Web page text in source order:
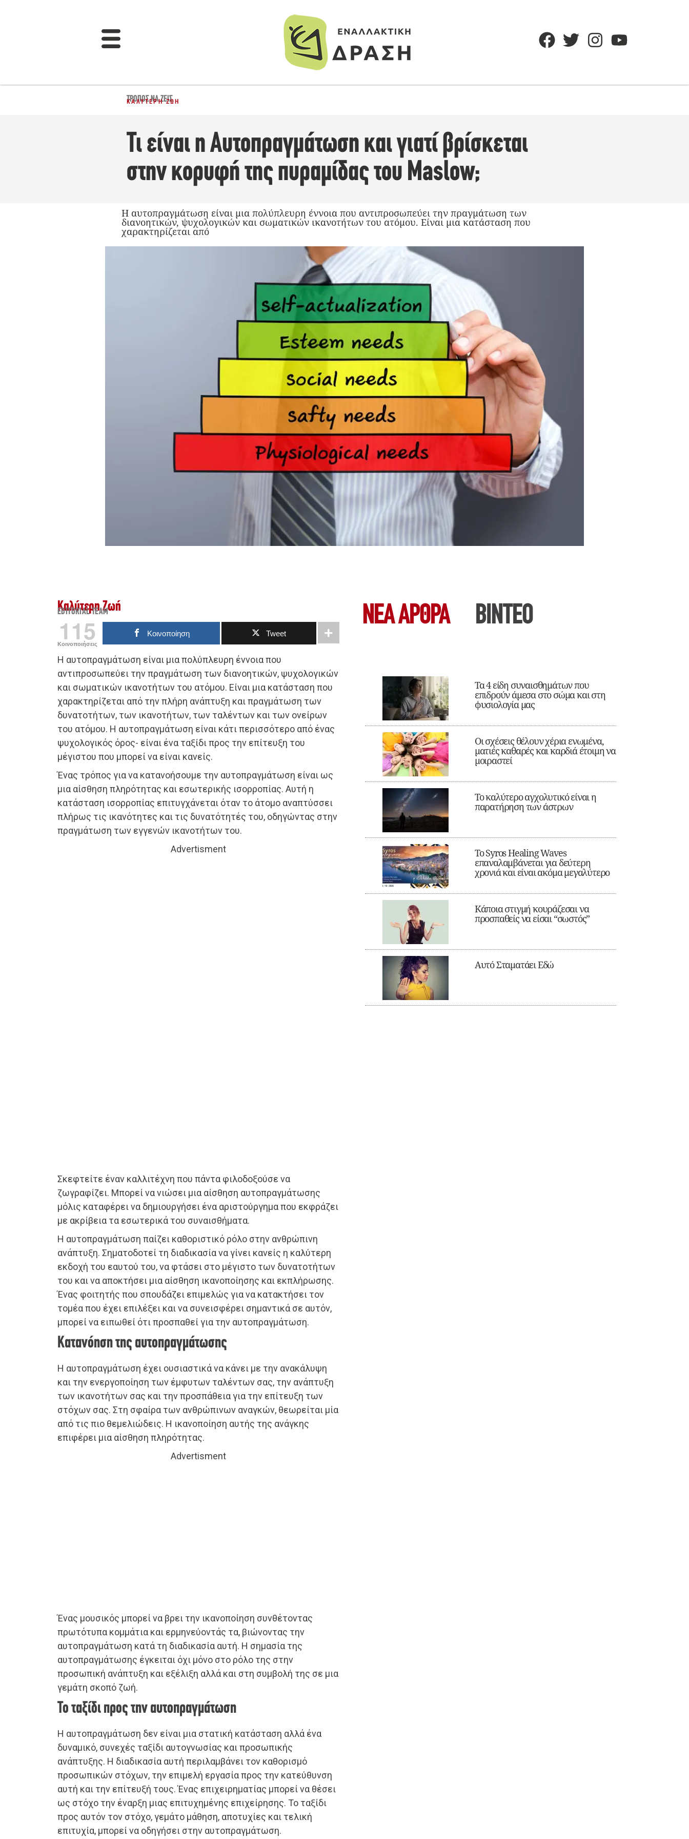
ΤΡΌΠΟΣ ΝΑ ΖΕΙΣ
ΚΑΛΎΤΕΡΗ ΖΩΉ
Τι είναι η Αυτοπραγμάτωση και γιατί βρίσκεται
στην κορυφή της πυραμίδας του Maslow;
Η αυτοπραγμάτωση είναι μια πολύπλευρη έννοια που αντιπροσωπεύει την πραγμάτωση των
διανοητικών, ψυχολογικών και σωματικών ικανοτήτων του ατόμου. Είναι μια κατάσταση που
χαρακτηρίζεται από
Καλύτερη Ζωή
EDITORIAL TEAM
115
Κοινοποιήσεις
Κοινοποίηση Tweet
Η αυτοπραγμάτωση είναι μια πολύπλευρη έννοια που
αντιπροσωπεύει την πραγμάτωση των διανοητικών, ψυχολογικών
και σωματικών ικανοτήτων του ατόμου. Είναι μια κατάσταση που
χαρακτηρίζεται από την πλήρη ανάπτυξη και πραγμάτωση των
δυνατοτήτων, των ικανοτήτων, των ταλέντων και των ονείρων
του ατόμου. Η αυτοπραγμάτωση είναι κάτι περισσότερο από ένας
ψυχολογικός όρος- είναι ένα ταξίδι προς την επίτευξη του
μέγιστου που μπορεί να είναι κανείς.
Ένας τρόπος για να κατανοήσουμε την αυτοπραγμάτωση είναι ως
μια αίσθηση πληρότητας και εσωτερικής ισορροπίας. Αυτή η
κατάσταση ισορροπίας επιτυγχάνεται όταν το άτομο αναπτύσσει
πλήρως τις ικανότητες και τις δυνατότητές του, οδηγώντας στην
πραγμάτωση των εγγενών ικανοτήτων του.
Advertisment
Σκεφτείτε έναν καλλιτέχνη που πάντα φιλοδοξούσε να
ζωγραφίζει. Μπορεί να νιώσει μια αίσθηση αυτοπραγμάτωσης
μόλις καταφέρει να δημιουργήσει ένα αριστούργημα που εκφράζει
με ακρίβεια τα εσωτερικά του συναισθήματα.
Η αυτοπραγμάτωση παίζει καθοριστικό ρόλο στην ανθρώπινη
ανάπτυξη. Σηματοδοτεί τη διαδικασία να γίνει κανείς η καλύτερη
εκδοχή του εαυτού του, να φτάσει στο μέγιστο των δυνατοτήτων
του και να αποκτήσει μια αίσθηση ικανοποίησης και εκπλήρωσης.
Ένας φοιτητής που σπουδάζει επιμελώς για να κατακτήσει τον
τομέα που έχει επιλέξει και να συνεισφέρει σημαντικά σε αυτόν,
μπορεί να ειπωθεί ότι προσπαθεί για την αυτοπραγμάτωση.
Κατανόηση της αυτοπραγμάτωσης
Η αυτοπραγμάτωση έχει ουσιαστικά να κάνει με την ανακάλυψη
και την ενεργοποίηση των έμφυτων ταλέντων σας, την ανάπτυξη
των ικανοτήτων σας και την προσπάθεια για την επίτευξη των
στόχων σας. Στη σφαίρα των ανθρώπινων αναγκών, θεωρείται μία
από τις πιο θεμελιώδεις. Η ικανοποίηση αυτής της ανάγκης
επιφέρει μια αίσθηση πληρότητας.
Advertisment
Ένας μουσικός μπορεί να βρει την ικανοποίηση συνθέτοντας
πρωτότυπα κομμάτια και ερμηνεύοντάς τα, βιώνοντας την
αυτοπραγμάτωση κατά τη διαδικασία αυτή. Η σημασία της
αυτοπραγμάτωσης έγκειται όχι μόνο στο ρόλο της στην
προσωπική ανάπτυξη και εξέλιξη αλλά και στη συμβολή της σε μια
γεμάτη σκοπό ζωή.
Το ταξίδι προς την αυτοπραγμάτωση
Η αυτοπραγμάτωση δεν είναι μια στατική κατάσταση αλλά ένα
δυναμικό, συνεχές ταξίδι αυτογνωσίας και προσωπικής
ανάπτυξης. Η διαδικασία αυτή περιλαμβάνει τον καθορισμό
προσωπικών στόχων, την επιμελή εργασία προς την κατεύθυνση
αυτή και την επίτευξή τους. Ένας επιχειρηματίας μπορεί να θέσει
ως στόχο την έναρξη μιας επιτυχημένης επιχείρησης. Το ταξίδι
προς αυτόν τον στόχο, γεμάτο μάθηση, αποτυχίες και τελική
επιτυχία, μπορεί να οδηγήσει στην αυτοπραγμάτωση.
ΝΕΑ ΆΡΘΡΑ ΒΙΝΤΕΟ
Τα 4 είδη συναισθημάτων που
επιδρούν άμεσα στο σώμα και στη
φυσιολογία μας
Οι σχέσεις θέλουν χέρια ενωμένα,
ματιές καθαρές και καρδιά έτοιμη να
μοιραστεί
Το καλύτερο αγχολυτικό είναι η
παρατήρηση των άστρων
Το Syros Healing Waves
επαναλαμβάνεται για δεύτερη
χρονιά και είναι ακόμα μεγαλύτερο
Κάποια στιγμή κουράζεσαι να
προσπαθείς να είσαι “σωστός”
Αυτό Σταματάει Εδώ